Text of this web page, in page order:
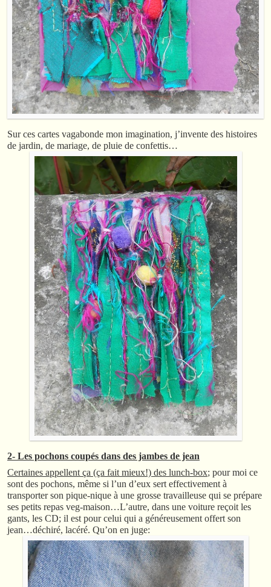
Sur ces cartes vagabonde mon imagination, j’invente des histoires
de jardin, de mariage, de pluie de confettis…
2- Les pochons coupés dans des jambes de jean
Certaines appellent ça (ça fait mieux!) des lunch-box; pour moi ce
sont des pochons, même si l’un d’eux sert effectivement à
transporter son pique-nique à une grosse travailleuse qui se prépare
ses petits repas veg-maison…L’autre, dans une voiture reçoit les
gants, les CD; il est pour celui qui a généreusement offert son
jean…déchiré, lacéré. Qu’on en juge: